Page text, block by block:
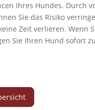
Ihres Hundes. Durch
Sie das Risiko
Zeit verlieren. Wenn
Sie Ihren Hund sofort